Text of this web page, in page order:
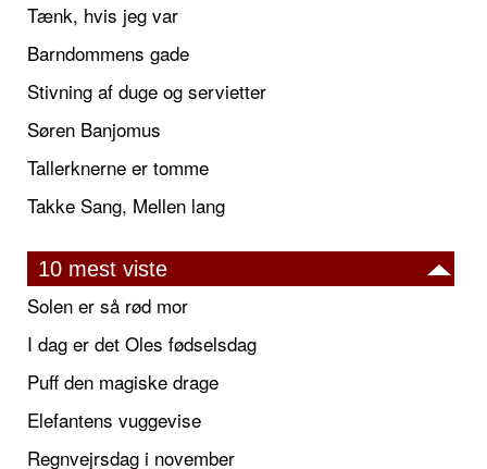
Tænk, hvis jeg var
Barndommens gade
Stivning af duge og servietter
Søren Banjomus
Tallerknerne er tomme
Takke Sang, Mellen lang
10 mest viste
Solen er så rød mor
I dag er det Oles fødselsdag
Puff den magiske drage
Elefantens vuggevise
Regnvejrsdag i november